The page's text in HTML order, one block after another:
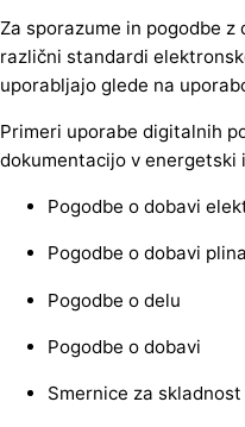
Za sporazume in pogodbe
različni standardi
uporabljajo glede na
Primeri uporabe digitalnih
dokumentacijo v energetski
Pogodbe o dobavi
Pogodbe o dobavi plina
Pogodbe o delu
Pogodbe o dobavi
Smernice za skladnost